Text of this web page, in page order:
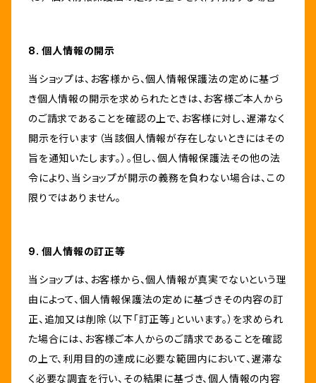
8. 個人情報の開示
当ショップは、お客様から、個人情報保護法の定めに基づ
き個人情報の開示を求められたときは、お客様ご本人から
のご請求であることを確認の上で、お客様に対し、遅滞なく
開示を行います（当該個人情報が存在しないときにはその
旨を通知いたします。）。但し、個人情報保護法その他の法
令により、当ショップが開示の義務を負わない場合は、この
限りではありません。
9. 個人情報の訂正等
当ショップは、お客様から、個人情報が真実でないという理
由によって、個人情報保護法の定めに基づきその内容の訂
正、追加又は削除（以下「訂正等」といいます。）を求められ
た場合には、お客様ご本人からのご請求であることを確認
の上で、利用目的の達成に必要な範囲内において、遅滞な
く必要な調査を行い、その結果に基づき、個人情報の内容